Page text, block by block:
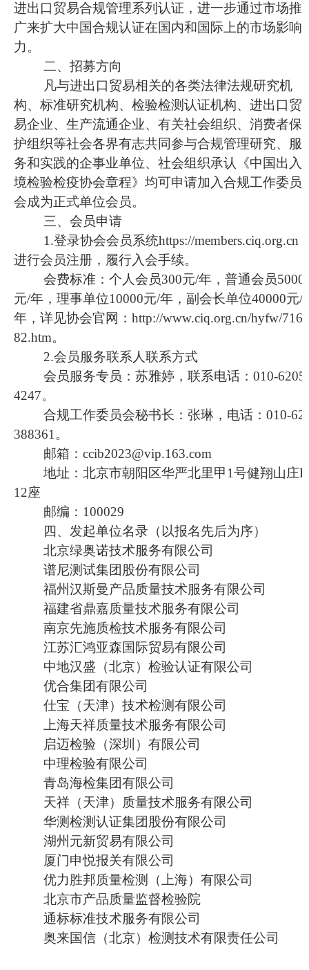
进出口贸易合规管理系列认证，进一步通过市场推
广来扩大中国合规认证在国内和国际上的市场影响
力。
二、招募方向
凡与进出口贸易相关的各类法律法规研究机
构、标准研究机构、检验检测认证机构、进出口贸
易企业、生产流通企业、有关社会组织、消费者保
护组织等社会各界有志共同参与合规管理研究、服
务和实践的企事业单位、社会组织承认《中国出入
境检验检疫协会章程》均可申请加入合规工作委员
会成为正式单位会员。
三、 会员申请
1.登录协会会员系统https://members.ciq.org.cn
进行会员注册，履行入会手续。
会费标准： 个人会员300元/年， 普通会员5000
元/年，理事单位10000元/年，副会长单位40000元/
年，详见协会官网：http://www.ciq.org.cn/hyfw/716
82.htm。
2.会员服务联系人联系方式
会员服务专员：苏雅婷， 联系电话： 010-6205
4247。
合规工作委员会秘书长：张琳，电话： 010-62
388361。
邮箱： ccib2023@vip.163.com
地址：北京市朝阳区华严北里甲1号健翔山庄B
12座
邮编： 100029
四 、发起单位名录（以报名先后为序）
北京绿奥诺技术服务有限公司
谱尼测试集团股份有限公司
福州汉斯曼产品质量技术服务有限公司
福建省鼎嘉质量技术服务有限公司
南京先施质检技术服务有限公司
江苏汇鸿亚森国际贸易有限公司
中地汉盛（北京）检验认证有限公司
优合集团有限公司
仕宝（天津）技术检测有限公司
上海天祥质量技术服务有限公司
启迈检验（深圳）有限公司
中理检验有限公司
青岛海检集团有限公司
天祥（天津）质量技术服务有限公司
华测检测认证集团股份有限公司
湖州元新贸易有限公司
厦门申悦报关有限公司
优力胜邦质量检测（上海）有限公司
北京市产品质量监督检验院
通标标准技术服务有限公司
奥来国信（北京）检测技术有限责任公司